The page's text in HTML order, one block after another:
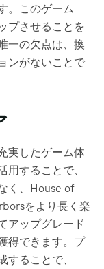
。このゲーム
プさせることを
一の欠点は、換
ンがないことで
実したゲーム体
することで、
く、House of
をより長く楽
アップグレード
得できます。プ
ることで、